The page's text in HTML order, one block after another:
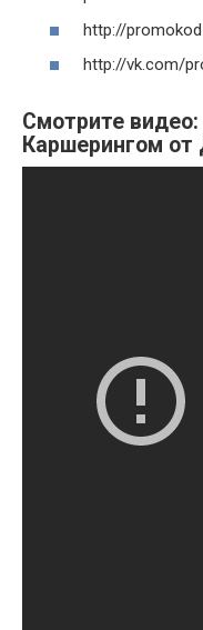
http://
http://vk.com/
Смотрите
Каршерингом